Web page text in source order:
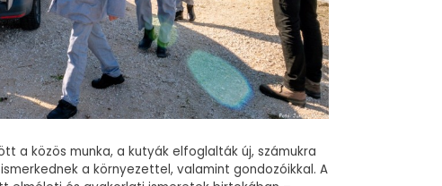
a közös munka, a kutyák elfoglalták új, számukra
a környezettel, valamint gondozóikkal. A